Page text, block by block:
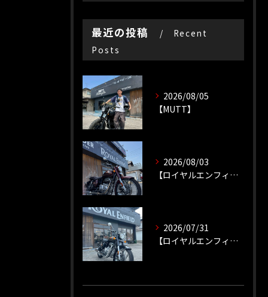
最近の投稿
Recent
Posts
2026/08/05
【MUTT】
2026/08/03
【ロイヤルエンフィールド】【ソロツーリング】
2026/07/31
【ロイヤルエンフィールド】